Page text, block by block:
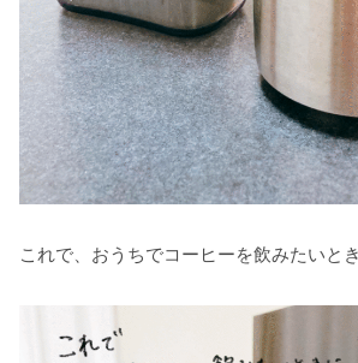
これで、おうちでコーヒーを飲みたいと